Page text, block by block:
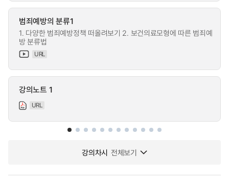
범죄예방의 분류1
1. 다양한 범죄예방정책 떠올려보기 2. 보건의료모형에 따른 범죄예
방 분류법
URL
강의노트 1
URL
강의차시 전체보기